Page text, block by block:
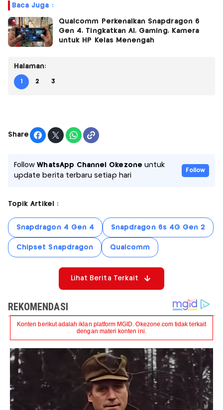
Baca Juga :
Qualcomm Perkenalkan Snapdragon 6
Gen 4, Tingkatkan AI, Gaming, Kamera
untuk HP Kelas Menengah
Halaman:
1 2 3
Share
FollowWhatsApp Channel Okezone untuk
update berita terbaru setiap hari
Follow
Topik Artikel :
Snapdragon 4 Gen 4 Snapdragon 6s 4G Gen 2
Chipset Snapdragon Qualcomm
Lihat Berita Terkait